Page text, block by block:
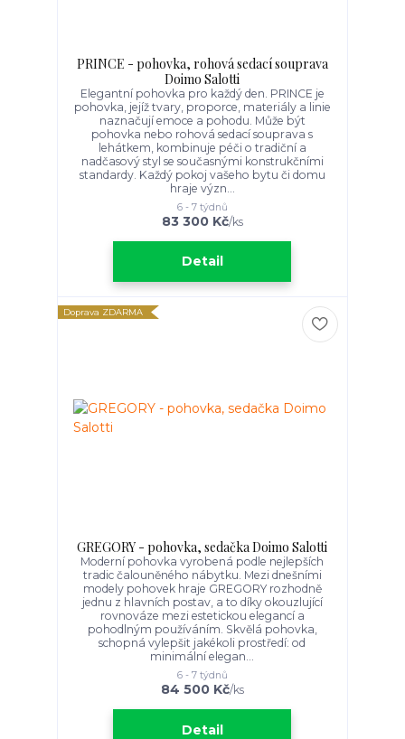
PRINCE - pohovka, rohová sedací souprava
Doimo Salotti
Elegantní pohovka pro každý den. PRINCE je
pohovka, jejíž tvary, proporce, materiály a linie
naznačují emoce a pohodu. Může být
pohovka nebo rohová sedací souprava s
lehátkem, kombinuje péči o tradiční a
nadčasový styl se současnými konstrukčními
standardy. Každý pokoj vašeho bytu či domu
hraje význ...
83 300 Kč/ks
6 - 7 týdnů
Detail
Doprava ZDARMA
GREGORY - pohovka, sedačka Doimo Salotti
Moderní pohovka vyrobená podle nejlepších
tradic čalouněného nábytku. Mezi dnešními
modely pohovek hraje GREGORY rozhodně
jednu z hlavních postav, a to díky okouzlující
rovnováze mezi estetickou elegancí a
pohodlným používáním. Skvělá pohovka,
schopná vylepšit jakékoli prostředí: od
minimální elegan...
84 500 Kč/ks
6 - 7 týdnů
Detail